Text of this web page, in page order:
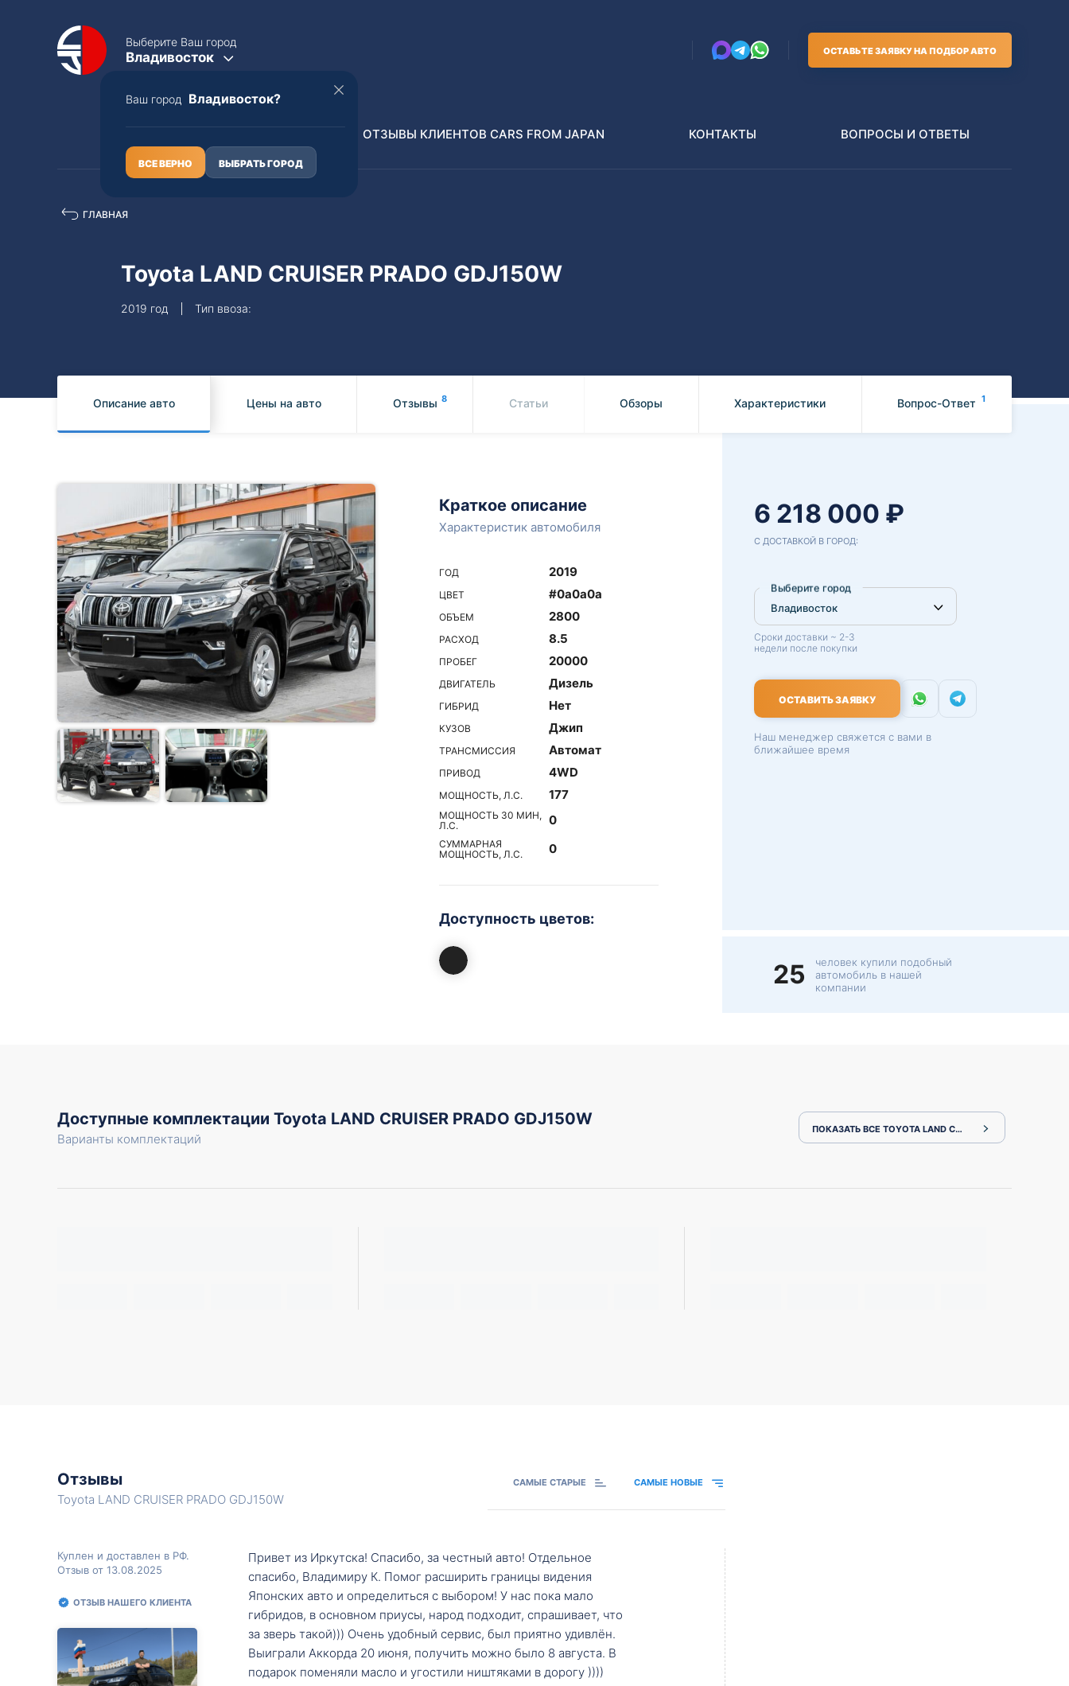
Выберите Ваш город
Владивосток
Ваш город Владивосток?
ВСЕ ВЕРНО ВЫБРАТЬ ГОРОД
ОСТАВЬТЕ ЗАЯВКУ НА ПОДБОР АВТО
Полная пошлина
Subaru
ОТЗЫВЫ КЛИЕНТОВ CARS FROM JAPAN КОНТАКТЫ ВОПРОСЫ И ОТВЕТЫ
ГЛАВНАЯ
Toyota LAND CRUISER PRADO GDJ150W
2019 год Тип ввоза:
Описание авто Цены на авто Отзывы 8 Статьи Обзоры Характеристики Вопрос-Ответ 1
Краткое описание
Характеристик автомобиля
ГОД 2019
ЦВЕТ #0a0a0a
ОБЪЕМ 2800
РАСХОД 8.5
ПРОБЕГ 20000
ДВИГАТЕЛЬ Дизель
ГИБРИД Нет
КУЗОВ Джип
ТРАНСМИССИЯ Автомат
ПРИВОД 4WD
МОЩНОСТЬ, Л.С. 177
МОЩНОСТЬ 30 МИН,
Л.С.
0
СУММАРНАЯ
МОЩНОСТЬ, Л.С.
0
Доступность цветов:
6 218 000 ₽
С ДОСТАВКОЙ В ГОРОД:
Выберите город
Сроки доставки ~ 2-3
недели после покупки
ОСТАВИТЬ ЗАЯВКУ
Наш менеджер свяжется с вами в
ближайшее время
25
человек купили подобный
автомобиль в нашей
компании
Доступные комплектации Toyota LAND CRUISER PRADO GDJ150W
Варианты комплектаций
ПОКАЗАТЬ ВСЕ TOYOTA LAND CRUISER PRADO GDJ150W
Отзывы
Toyota LAND CRUISER PRADO GDJ150W
САМЫЕ СТАРЫЕ САМЫЕ НОВЫЕ
Куплен и доставлен в РФ.
Отзыв от 13.08.2025
ОТЗЫВ НАШЕГО КЛИЕНТА
Привет из Иркутска! Спасибо, за честный авто! Отдельное
спасибо, Владимиру К. Помог расширить границы видения
Японских авто и определиться с выбором! У нас пока мало
гибридов, в основном приусы, народ подходит, спрашивает, что
за зверь такой))) Очень удобный сервис, был приятно удивлён.
Выиграли Аккорда 20 июня, получить можно было 8 августа. В
подарок поменяли масло и угостили ништяками в дорогу ))))